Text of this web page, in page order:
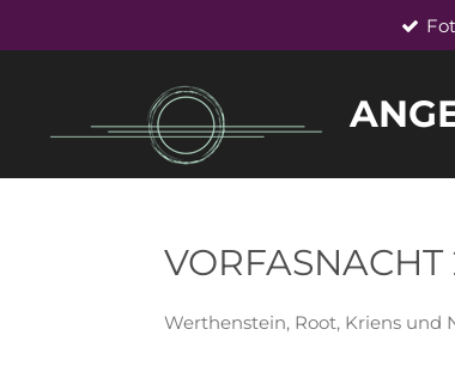
Werthenstein, Root, Kriens und